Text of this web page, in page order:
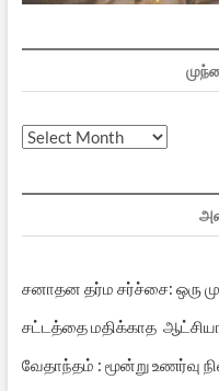
முந்தைய
சனாதன தர்ம சர்ச்சை: ஒரு
சட்டத்தை மதிக்காத
வேதாந்தம் : மூன்று உணர்வு